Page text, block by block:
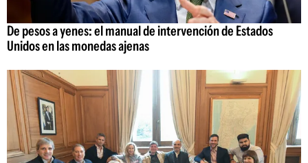
De pesos a yenes: el manual de intervención de Estados
Unidos en las monedas ajenas